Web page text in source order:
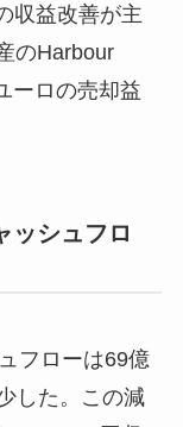
収益改善が主
のHarbour
ーロの売却益
ッシュフロ
フローは69億
した。この減